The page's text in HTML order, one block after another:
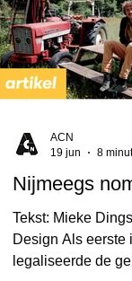
Nijmeegs
Tekst: Mieke
Design Als eerste
legaliseerde de
ACN
19 jun
8